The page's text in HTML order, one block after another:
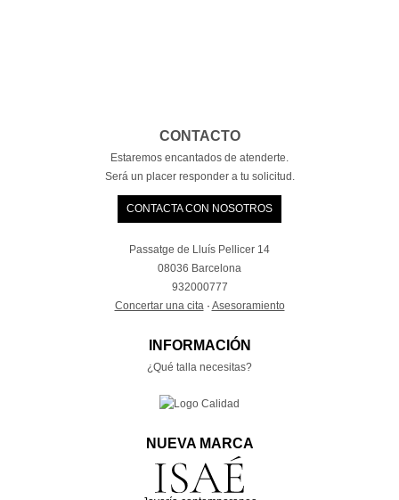
CONTACTO
Estaremos encantados de atenderte.
Será un placer responder a tu solicitud.
CONTACTA CON NOSOTROS
Passatge de Lluís Pellicer 14
08036 Barcelona
932000777
Concertar una cita· Asesoramiento
INFORMACIÓN
¿Qué talla necesitas?
NUEVA MARCA